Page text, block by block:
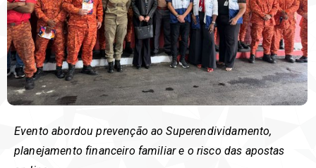
Evento abordou prevenção ao Superendividamento,
planejamento financeiro familiar e o risco das apostas